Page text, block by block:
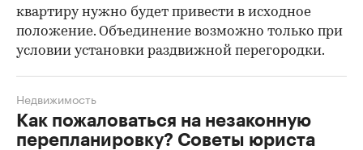
квартиру нужно будет привести в исходное
положение. Объединение возможно только при
условии установки раздвижной перегородки.
Как пожаловаться на незаконную
перепланировку? Советы юриста
Недвижимость